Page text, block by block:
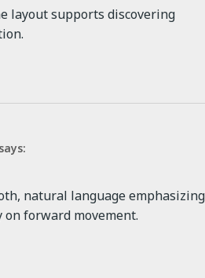
layout supports discovering
says:
natural language emphasizing
forward movement.